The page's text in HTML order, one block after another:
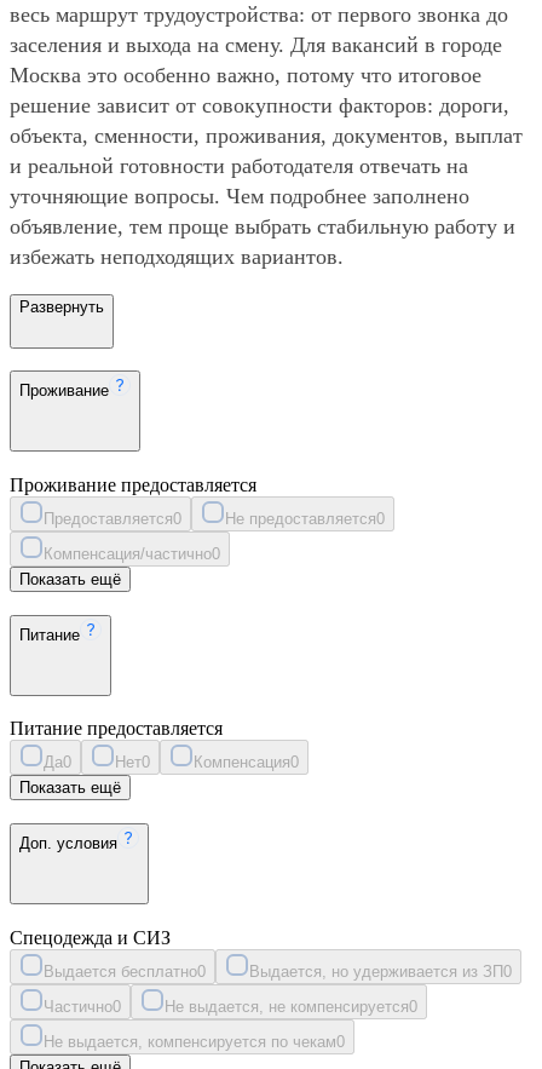
весь маршрут трудоустройства: от первого звонка до
заселения и выхода на смену. Для вакансий в городе
Москва это особенно важно, потому что итоговое
решение зависит от совокупности факторов: дороги,
объекта, сменности, проживания, документов, выплат
и реальной готовности работодателя отвечать на
уточняющие вопросы. Чем подробнее заполнено
объявление, тем проще выбрать стабильную работу и
избежать неподходящих вариантов.
Развернуть
Проживание
Проживание предоставляется
Предоставляется0 Не предоставляется0
Компенсация/частично0
Показать ещё
Питание
Питание предоставляется
Да0 Нет0 Компенсация0
Показать ещё
Доп. условия
Спецодежда и СИЗ
Выдается бесплатно0 Выдается, но удерживается из ЗП0
Частично0 Не выдается, не компенсируется0
Не выдается, компенсируется по чекам0